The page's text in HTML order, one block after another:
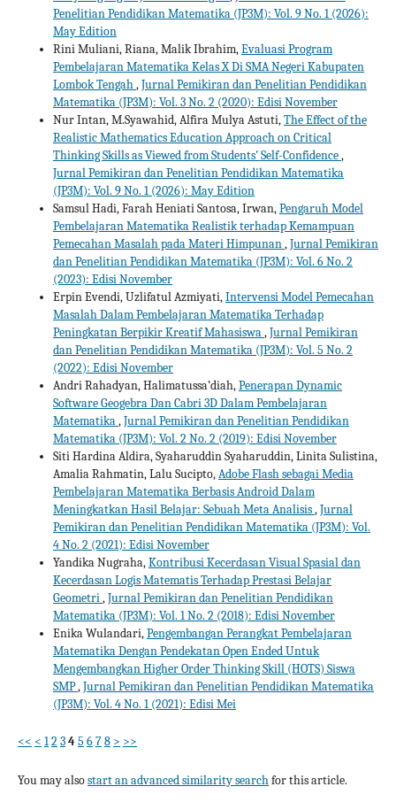
Penelitian Pendidikan Matematika (JP3M): Vol. 9 No. 1 (2026):
May Edition
Rini Muliani, Riana, Malik Ibrahim,Evaluasi Program
Pembelajaran Matematika Kelas X Di SMA Negeri Kabupaten
Lombok Tengah,Jurnal Pemikiran dan Penelitian Pendidikan
Matematika (JP3M): Vol. 3 No. 2 (2020): Edisi November
Nur Intan, M.Syawahid, Alfira Mulya Astuti,The Effect of the
Realistic Mathematics Education Approach on Critical
Thinking Skills as Viewed from Students' Self-Confidence,
Jurnal Pemikiran dan Penelitian Pendidikan Matematika
(JP3M): Vol. 9 No. 1 (2026): May Edition
Samsul Hadi, Farah Heniati Santosa, Irwan,Pengaruh Model
Pembelajaran Matematika Realistik terhadap Kemampuan
Pemecahan Masalah pada Materi Himpunan,Jurnal Pemikiran
dan Penelitian Pendidikan Matematika (JP3M): Vol. 6 No. 2
(2023): Edisi November
Erpin Evendi, Uzlifatul Azmiyati,Intervensi Model Pemecahan
Masalah Dalam Pembelajaran Matematika Terhadap
Peningkatan Berpikir Kreatif Mahasiswa,Jurnal Pemikiran
dan Penelitian Pendidikan Matematika (JP3M): Vol. 5 No. 2
(2022): Edisi November
Andri Rahadyan, Halimatussa’diah,Penerapan Dynamic
Software Geogebra Dan Cabri 3D Dalam Pembelajaran
Matematika,Jurnal Pemikiran dan Penelitian Pendidikan
Matematika (JP3M): Vol. 2 No. 2 (2019): Edisi November
Siti Hardina Aldira, Syaharuddin Syaharuddin, Linita Sulistina,
Amalia Rahmatin, Lalu Sucipto,Adobe Flash sebagai Media
Pembelajaran Matematika Berbasis Android Dalam
Meningkatkan Hasil Belajar: Sebuah Meta Analisis,Jurnal
Pemikiran dan Penelitian Pendidikan Matematika (JP3M): Vol.
4 No. 2 (2021): Edisi November
Yandika Nugraha,Kontribusi Kecerdasan Visual Spasial dan
Kecerdasan Logis Matematis Terhadap Prestasi Belajar
Geometri,Jurnal Pemikiran dan Penelitian Pendidikan
Matematika (JP3M): Vol. 1 No. 2 (2018): Edisi November
Enika Wulandari,Pengembangan Perangkat Pembelajaran
Matematika Dengan Pendekatan Open Ended Untuk
Mengembangkan Higher Order Thinking Skill (HOTS) Siswa
SMP,Jurnal Pemikiran dan Penelitian Pendidikan Matematika
(JP3M): Vol. 4 No. 1 (2021): Edisi Mei
<< < 12345 678 > >>
You may alsostart an advanced similarity searchfor this article.